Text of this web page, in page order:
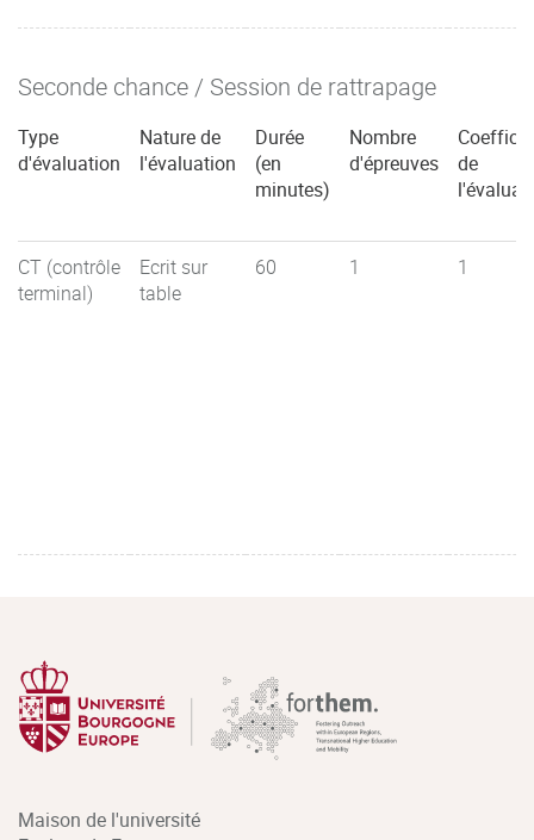
Seconde chance / Session de rattrapage
Type
d'évaluation
Nature de
l'évaluation
Durée
(en
minutes)
Nombre
d'épreuves
de
CT (contrôle
terminal)
Ecrit sur
table
60 1 1
Maison de l'université